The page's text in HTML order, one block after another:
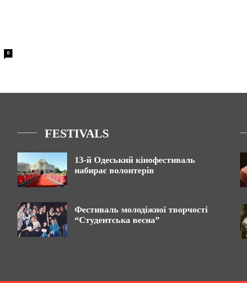
0
FESTIVALS
13-й Одеський кінофестиваль
набирає волонтерів
Фестиваль молодіжної творчості
“Студентська весна”